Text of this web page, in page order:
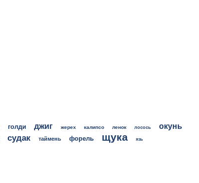
голди джиг жерех калипсо ленок лосось окунь
судак таймень форель щука язь